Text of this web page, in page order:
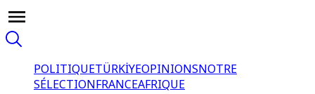
POLITIQUETÜRKİYEOPINIONSNOTRE
SÉLECTIONFRANCEAFRIQUE